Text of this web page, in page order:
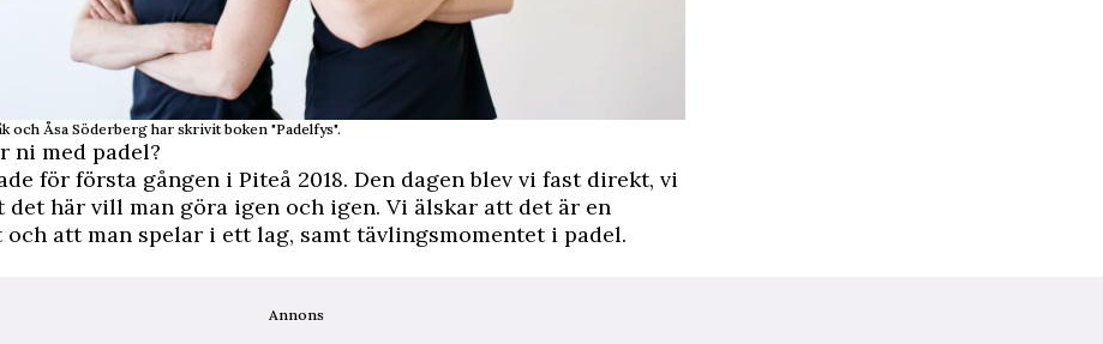
och Åsa Söderberg har skrivit boken "Padelfys".
ni med padel?
för första gången i Piteå 2018. Den dagen blev vi fast direkt, vi
det här vill man göra igen och igen. Vi älskar att det är en
att man spelar i ett lag, samt tävlingsmomentet i padel.
Annons